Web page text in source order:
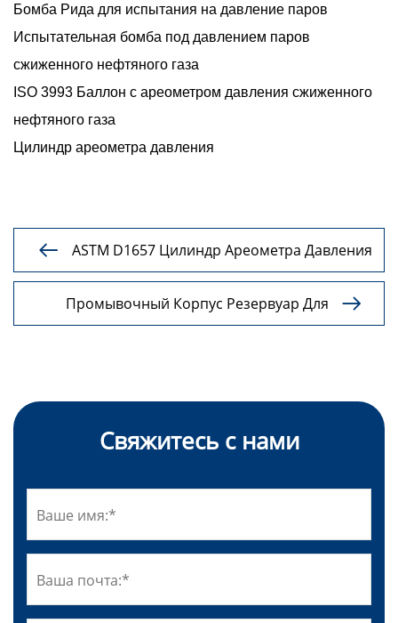
Бомба Рида для испытания на давление паров
Испытательная бомба под давлением паров
сжиженного нефтяного газа
ISO 3993 Баллон с ареометром давления сжиженного
нефтяного газа
Цилиндр ареометра давления
 ASTM D1657 Цилиндр Ареометра Давления
Промывочный Корпус Резервуар Для
Хранения Масла Комплект Для Проверки

Свяжитесь с нами